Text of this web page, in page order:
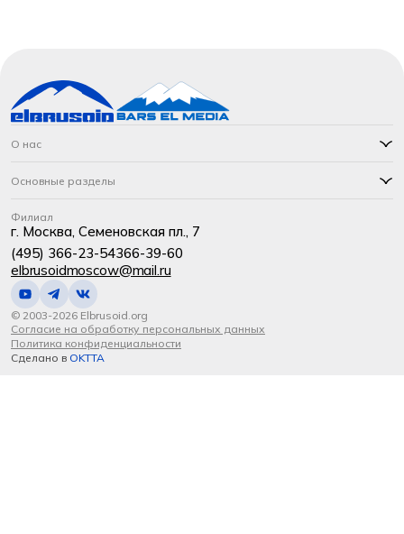
О нас
Основные разделы
Филиал
г. Москва, Семеновская пл., 7
(495) 366-23-54366-39-60
elbrusoidmoscow@mail.ru
© 2003-2026 Elbrusoid.org
Согласие на обработку персональных данных
Политика конфиденциальности
Сделано в OKTTA